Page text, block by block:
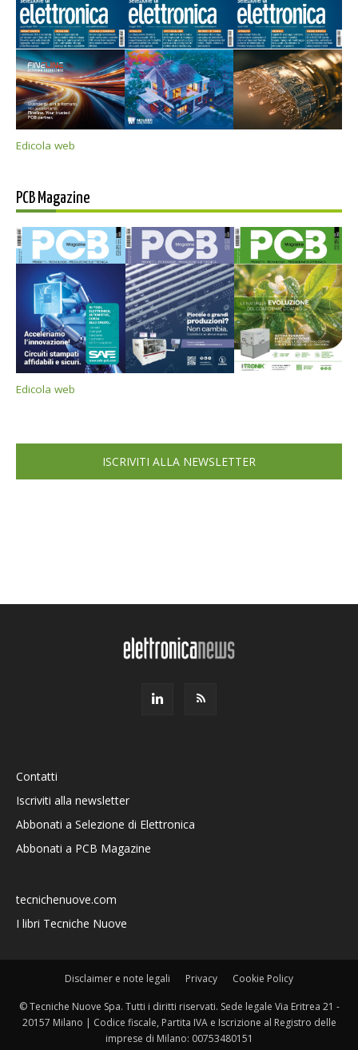
Edicola web
PCB Magazine
Edicola web
ISCRIVITI ALLA NEWSLETTER
Contatti
Iscriviti alla newsletter
Abbonati a Selezione di Elettronica
Abbonati a PCB Magazine
tecnichenuove.com
I libri Tecniche Nuove
Disclaimer e note legali Privacy Cookie Policy
© Tecniche Nuove Spa. Tutti i diritti riservati. Sede legale Via Eritrea 21 -
20157 Milano | Codice fiscale, Partita IVA e Iscrizione al Registro delle
imprese di Milano: 00753480151